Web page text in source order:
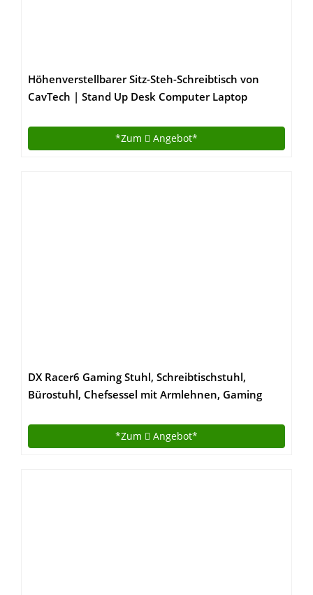
Höhenverstellbarer Sitz-Steh-Schreibtisch von
CavTech | Stand Up Desk Computer Laptop
Gesundes Arbeiten| 3 Jahre Herstellergarantie |
Modell: EI-01
*Zum Angebot*
DX Racer6 Gaming Stuhl, Schreibtischstuhl,
Bürostuhl, Chefsessel mit Armlehnen, Gaming
Kunstleder PU schwarz / weiß
*Zum Angebot*